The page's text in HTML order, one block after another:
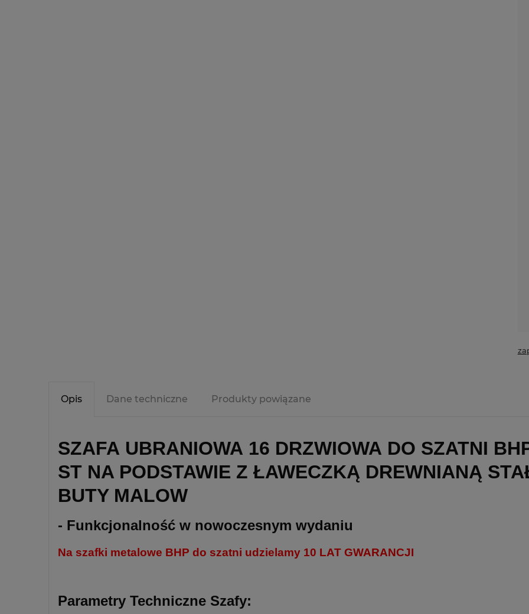
Opis Dane techniczne Produkty powiązane
SZAFA UBRANIOWA 16 DRZWIOWA DO SZATNI
ST NA PODSTAWIE Z ŁAWECZKĄ DREWNIANĄ
BUTY MALOW
- Funkcjonalność w nowoczesnym wydaniu
Na szafki metalowe BHP do szatni udzielamy 10 LAT GWARANCJI
Parametry Techniczne Szafy: